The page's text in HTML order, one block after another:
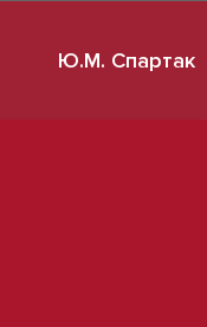
Ю.М. Спартак